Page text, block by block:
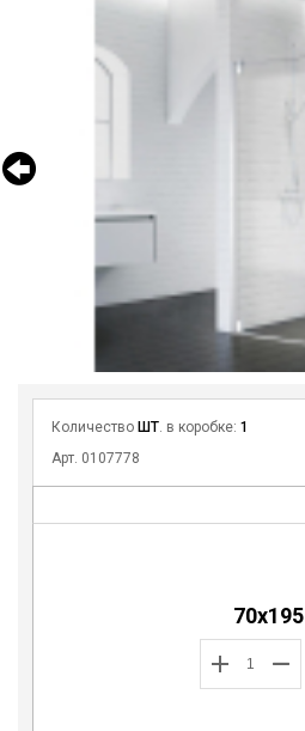
Количество ШТ. в коробке: 1
Арт. 0107778
70х195